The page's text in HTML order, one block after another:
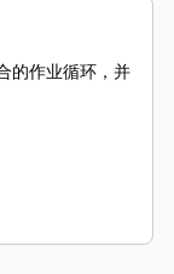
的作业循环，并